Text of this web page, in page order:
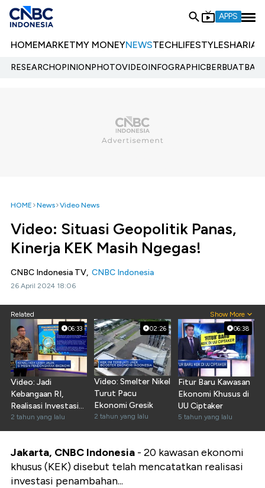
APPS
HOMEMARKETMY MONEYNEWSTECHLIFESTYLESHARIA
RESEARCHOPINIONPHOTOVIDEOINFOGRAPHIC
HOME News Video News
Video: Situasi Geopolitik Panas,
Kinerja KEK Masih Ngegas!
CNBC Indonesia TV, CNBC Indonesia
26 April 2024 18:06
Related Show More
06:33
Video: Jadi
Kebangaan RI,
Realisasi Investasi
KEK Capai Rp187 T
2 tahun yang lalu
02:26
Video: Smelter Nikel
Turut Pacu
Ekonomi Gresik
2 tahun yang lalu
06:38
Fitur Baru Kawasan
Ekonomi Khusus di
UU Ciptaker
5 tahun yang lalu
Jakarta, CNBC Indonesia - 20 kawasan ekonomi
khusus (KEK) disebut telah mencatatkan realisasi
investasi penambahan...